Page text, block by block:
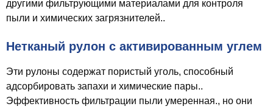
другими фильтрующими материалами для контроля
пыли и химических загрязнителей..
Нетканый рулон с активированным углем
Эти рулоны содержат пористый уголь, способный
адсорбировать запахи и химические пары..
Эффективность фильтрации пыли умеренная., но они